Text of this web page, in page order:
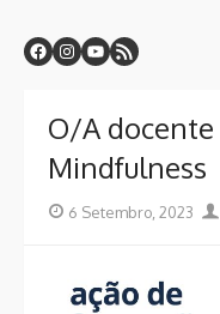
to
content
Centro de
Sindicato dos
O/A
Mindfulness
Posted
6 Setembro, 2023